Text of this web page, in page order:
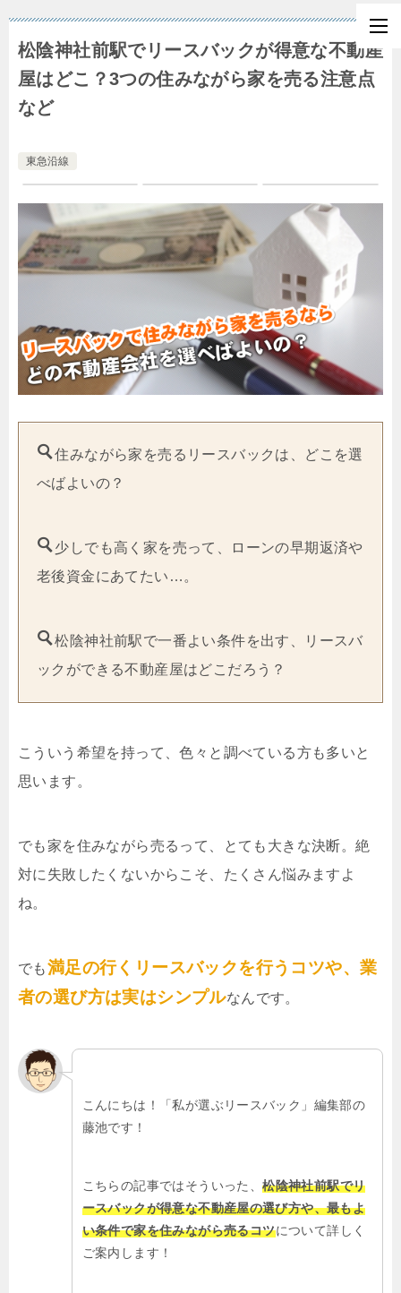
松陰神社前駅でリースバックが得意な不動産
屋はどこ？3つの住みながら家を売る注意点
など
東急沿線
住みながら家を売るリースバックは、どこを選
べばよいの？
少しでも高く家を売って、ローンの早期返済や
老後資金にあてたい…。
松陰神社前駅で一番よい条件を出す、リースバ
ックができる不動産屋はどこだろう？
こういう希望を持って、色々と調べている方も多いと
思います。
でも家を住みながら売るって、とても大きな決断。絶
対に失敗したくないからこそ、たくさん悩みますよ
ね。
でも満足の行くリースバックを行うコツや、業
者の選び方は実はシンプルなんです。
こんにちは！「私が選ぶリースバック」編集部の
藤池です！
こちらの記事ではそういった、松陰神社前駅でリ
ースバックが得意な不動産屋の選び方や、最もよ
い条件で家を住みながら売るコツについて詳しく
ご案内します！